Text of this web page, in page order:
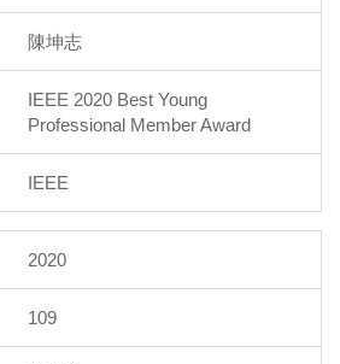
陳坤志
IEEE 2020 Best Young
Professional Member Award
IEEE
2020
109